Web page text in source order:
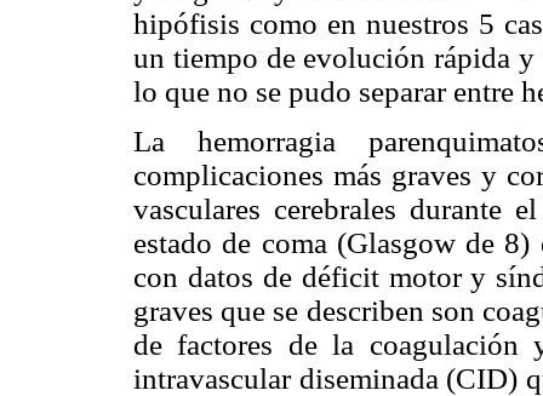
hipófisis como en nuestros 5
un tiempo de evolución rápida
lo que no se pudo separar entre
La hemorragia
complicaciones más graves y
vasculares cerebrales durante
estado de coma (Glasgow de
con datos de déficit motor y
graves que se describen son
de factores de la coagulación
intravascular diseminada (CID)